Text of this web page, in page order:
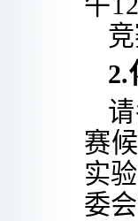
2.
赛
实
委